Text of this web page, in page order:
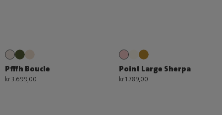
Pfffh Boucle
kr 3.699,00
Point Large Sherpa
kr 1.789,00